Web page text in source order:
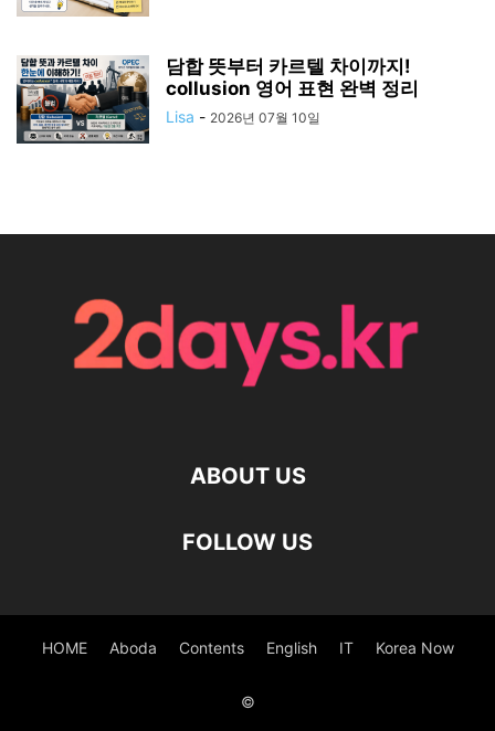
담합 뜻부터 카르텔 차이까지!
collusion 영어 표현 완벽 정리
Lisa - 2026년 07월 10일
ABOUT US
FOLLOW US
HOME Aboda Contents English IT Korea Now
©